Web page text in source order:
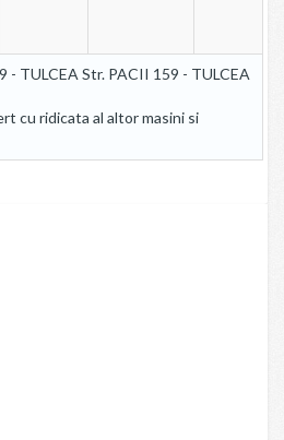
- TULCEA Str. PACII 159 - TULCEA
cu ridicata al altor masini si